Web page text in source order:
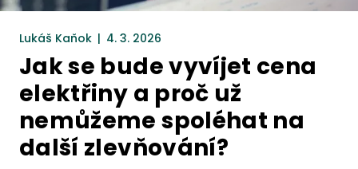
Lukáš Kaňok | 4. 3. 2026
Jak se bude vyvíjet cena
elektřiny a proč už
nemůžeme spoléhat na
další zlevňování?